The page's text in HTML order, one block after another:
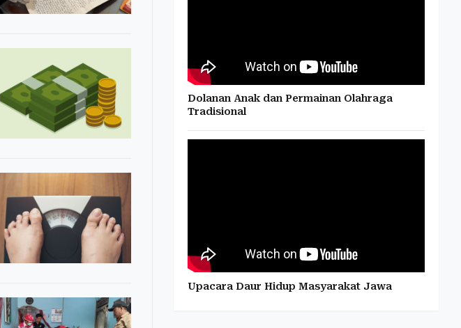
Dolanan Anak dan Permainan Olahraga
Tradisional
Upacara Daur Hidup Masyarakat Jawa